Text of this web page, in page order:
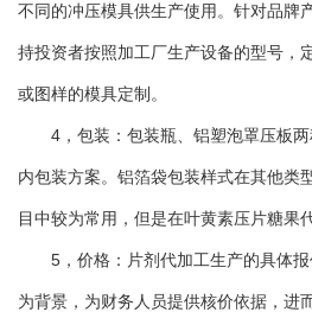
不同的冲压模具供生产使用。针对品牌
持投资者按照加工厂生产设备的型号，
或图样的模具定制。
4，包装：包装瓶、铝塑泡罩压板两
内包装方案。铝箔袋包装样式在其他类
目中较为常用，但是在叶黄素压片糖果
5，价格：片剂代加工生产的具体报
为背景，为财务人员提供核价依据，进